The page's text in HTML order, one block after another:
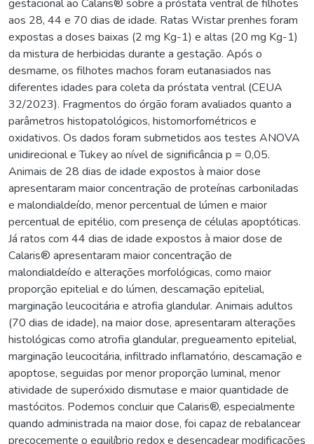
gestacional ao Calaris® sobre a próstata ventral de filhotes
aos 28, 44 e 70 dias de idade. Ratas Wistar prenhes foram
expostas a doses baixas (2 mg Kg-1) e altas (20 mg Kg-1)
da mistura de herbicidas durante a gestação. Após o
desmame, os filhotes machos foram eutanasiados nas
diferentes idades para coleta da próstata ventral (CEUA
32/2023). Fragmentos do órgão foram avaliados quanto a
parâmetros histopatológicos, histomorfométricos e
oxidativos. Os dados foram submetidos aos testes ANOVA
unidirecional e Tukey ao nível de significância p = 0,05.
Animais de 28 dias de idade expostos à maior dose
apresentaram maior concentração de proteínas carboniladas
e malondialdeído, menor percentual de lúmen e maior
percentual de epitélio, com presença de células apoptóticas.
Já ratos com 44 dias de idade expostos à maior dose de
Calaris® apresentaram maior concentração de
malondialdeído e alterações morfológicas, como maior
proporção epitelial e do lúmen, descamação epitelial,
marginação leucocitária e atrofia glandular. Animais adultos
(70 dias de idade), na maior dose, apresentaram alterações
histológicas como atrofia glandular, pregueamento epitelial,
marginação leucocitária, infiltrado inflamatório, descamação e
apoptose, seguidas por menor proporção luminal, menor
atividade de superóxido dismutase e maior quantidade de
mastócitos. Podemos concluir que Calaris®, especialmente
quando administrada na maior dose, foi capaz de rebalancear
precocemente o equilíbrio redox e desencadear modificações